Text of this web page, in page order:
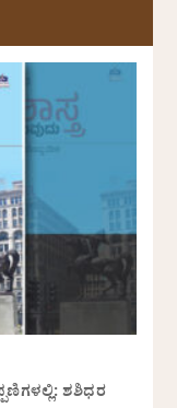
ಶಶಿಧರ